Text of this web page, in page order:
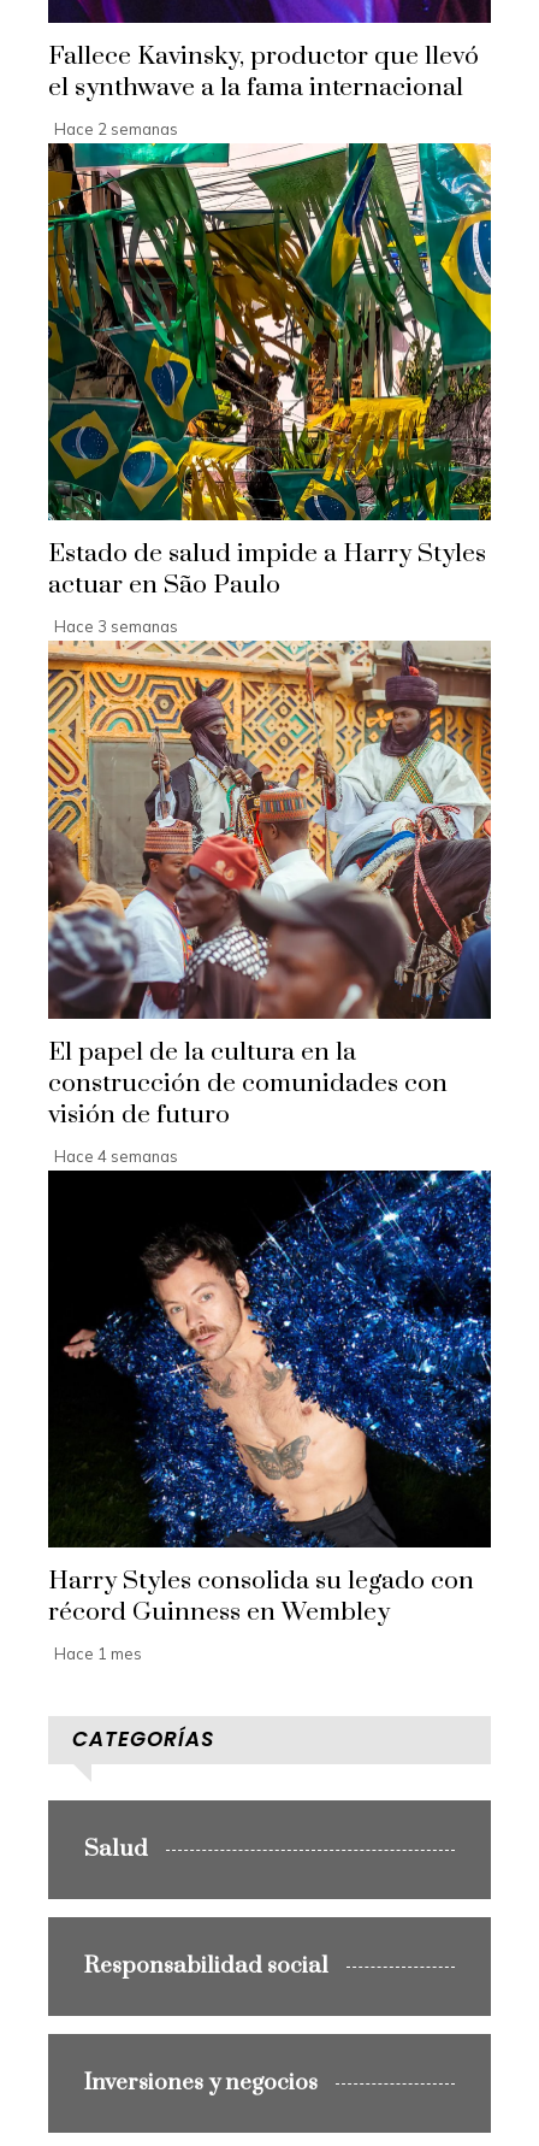
Fallece Kavinsky, productor que llevó
el synthwave a la fama internacional
Hace 2 semanas
Estado de salud impide a Harry Styles
actuar en São Paulo
Hace 3 semanas
El papel de la cultura en la
construcción de comunidades con
visión de futuro
Hace 4 semanas
Harry Styles consolida su legado con
récord Guinness en Wembley
Hace 1 mes
CATEGORÍAS
Salud
Responsabilidad social
Inversiones y negocios